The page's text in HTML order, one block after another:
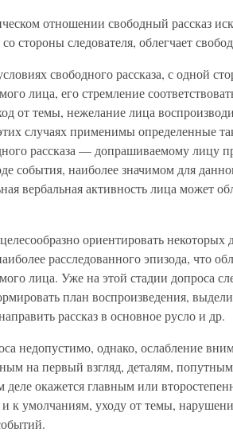
отношении свободный рассказ
со стороны следователя, облегчает
свободного рассказа, с одной
лица, его стремление
от темы, нежелание лица
случаях применимы определенные
рассказа — допрашиваемому лицу
события, наиболее значимом для
вербальная активность лица может
ориентировать
расследованного эпизода, что
лица. Уже на этой стадии допроса
план воспроизведения,
рассказ в основное русло и др.
недопустимо, однако, ослабление
на первый взгляд, деталям,
деле окажется главным или
и к умолчаниям, уходу от темы,